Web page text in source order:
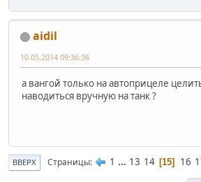
aidil
10.05.2014 09:36:36
а вангой только на автоприцеле
наводиться вручную на танк ?
ВВЕРХ Страницы 1 ... 13 14 15 16